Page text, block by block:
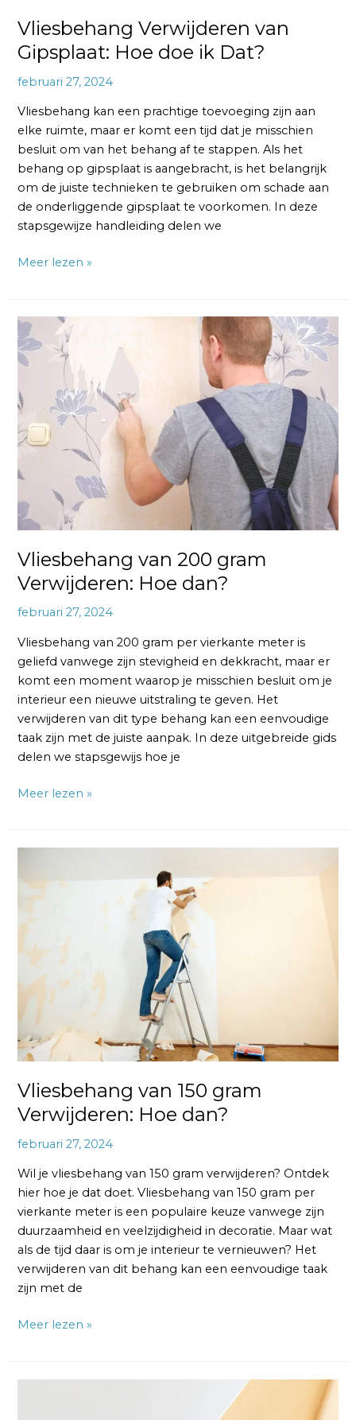
Vliesbehang Verwijderen van
Gipsplaat: Hoe doe ik Dat?
februari 27, 2024
Vliesbehang kan een prachtige toevoeging zijn aan
elke ruimte, maar er komt een tijd dat je misschien
besluit om van het behang af te stappen. Als het
behang op gipsplaat is aangebracht, is het belangrijk
om de juiste technieken te gebruiken om schade aan
de onderliggende gipsplaat te voorkomen. In deze
stapsgewijze handleiding delen we
Meer lezen »
Vliesbehang van 200 gram
Verwijderen: Hoe dan?
februari 27, 2024
Vliesbehang van 200 gram per vierkante meter is
geliefd vanwege zijn stevigheid en dekkracht, maar er
komt een moment waarop je misschien besluit om je
interieur een nieuwe uitstraling te geven. Het
verwijderen van dit type behang kan een eenvoudige
taak zijn met de juiste aanpak. In deze uitgebreide gids
delen we stapsgewijs hoe je
Vliesbehang
van
200
Verwijderen:
Hoe
dan?
Meer lezen »
Vliesbehang van 150 gram
Verwijderen: Hoe dan?
februari 27, 2024
Wil je vliesbehang van 150 gram verwijderen? Ontdek
hier hoe je dat doet. Vliesbehang van 150 gram per
vierkante meter is een populaire keuze vanwege zijn
duurzaamheid en veelzijdigheid in decoratie. Maar wat
als de tijd daar is om je interieur te vernieuwen? Het
verwijderen van dit behang kan een eenvoudige taak
zijn met de
150
gram
Verwijderen:
Hoe
dan?
Meer lezen »